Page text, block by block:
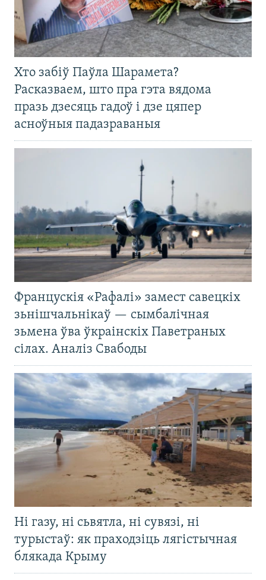
Хто забіў Паўла Шарамета?
Расказваем, што пра гэта вядома
празь дзесяць гадоў і дзе цяпер
асноўныя падазраваныя
Францускія «Рафалі» замест савецкіх
зьнішчальнікаў — сымбалічная
зьмена ўва ўкраінскіх Паветраных
сілах. Аналіз Свабоды
Ні газу, ні сьвятла, ні сувязі, ні
турыстаў: як праходзіць лягістычная
блякада Крыму